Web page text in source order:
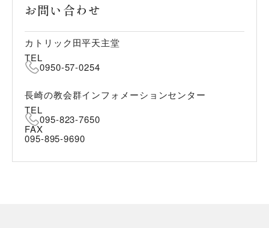
お問い合わせ
カトリック田平天主堂
TEL
0950-57-0254
長崎の教会群インフォメーションセンター
TEL
095-823-7650
FAX
095-895-9690